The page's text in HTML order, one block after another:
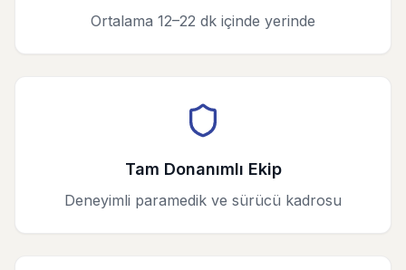
Ortalama 12–22 dk içinde yerinde
Tam Donanımlı Ekip
Deneyimli paramedik ve sürücü kadrosu